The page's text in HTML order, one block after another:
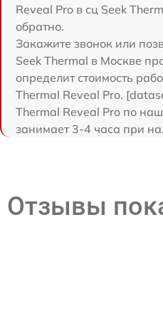
Reveal Pro в сц Seek
обратно.
Закажите звонок или
Seek Thermal в Москве
определит стоимость
Thermal Reveal Pro.
Thermal Reveal Pro по
занимает 3-4 часа при
Отзывы